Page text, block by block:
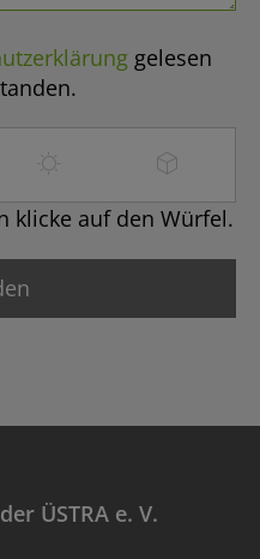
gelesen
klicke auf den Würfel.
ÜSTRA e. V.